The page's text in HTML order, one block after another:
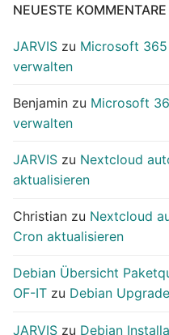
NEUESTE KOMMENTARE
JARVIS zu Microsoft
verwalten
Benjamin zu Microsoft
verwalten
JARVIS zu Nextcloud
aktualisieren
Christian zu Nextcloud
Cron aktualisieren
Debian Übersicht
OF-IT zu Debian
JARVIS zu Debian